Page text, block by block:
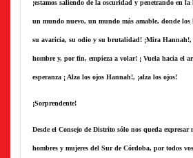
¡estamos saliendo de la oscuridad y penetrando en la
un mundo nuevo, un mundo más amable, donde los
su avaricia, su odio y su brutalidad! ¡Mira Hannah!,
hombre y, por fin, empieza a volar! ¡ Vuela hacia el
esperanza ¡ Alza los ojos Hannah!, ¡alza los ojos!
¡Sorprendente!
Desde el Consejo de Distrito sólo nos queda
hombres y mujeres del Sur de Córdoba, por todos